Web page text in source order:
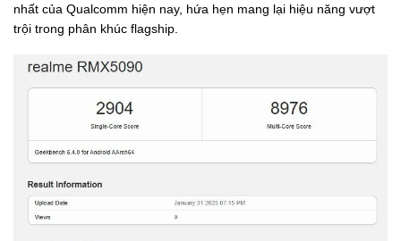
nhất của Qualcomm hiện nay, hứa hẹn mang lại hiệu năng vượt
trội trong phân khúc flagship.